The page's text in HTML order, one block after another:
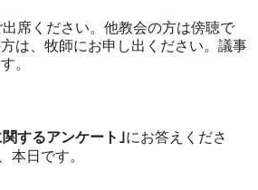
出席ください。他教会の方は傍聴で
は、牧師にお申し出ください。議事
。
するアンケート｣にお答えくださ
本日です。